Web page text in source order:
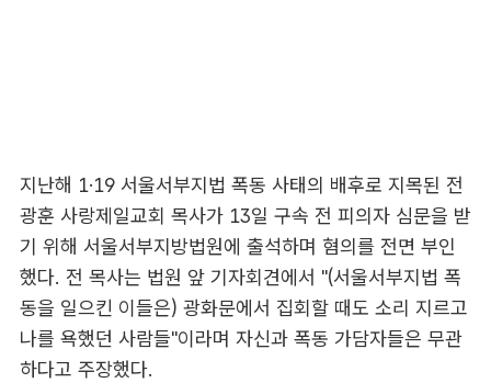
지난해 1·19 서울서부지법 폭동 사태의 배후로 지목된 전
광훈 사랑제일교회 목사가 13일 구속 전 피의자 심문을 받
기 위해 서울서부지방법원에 출석하며 혐의를 전면 부인
했다. 전 목사는 법원 앞 기자회견에서 "(서울서부지법 폭
동을 일으킨 이들은) 광화문에서 집회할 때도 소리 지르고
나를 욕했던 사람들"이라며 자신과 폭동 가담자들은 무관
하다고 주장했다.